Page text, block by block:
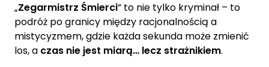
„Zegarmistrz Śmierci” to nie tylko kryminał – to
podróż po granicy między racjonalnością a
mistycyzmem, gdzie każda sekunda może zmienić
los, a czas nie jest miarą… lecz strażnikiem.